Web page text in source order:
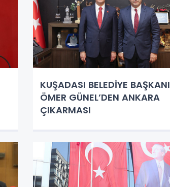
KUŞADASI BELEDİYE BAŞKANI
ÖMER GÜNEL’DEN ANKARA
ÇIKARMASI